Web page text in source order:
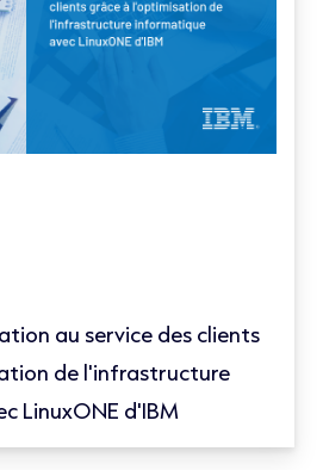
au service des clients
de l'infrastructure
LinuxONE d'IBM